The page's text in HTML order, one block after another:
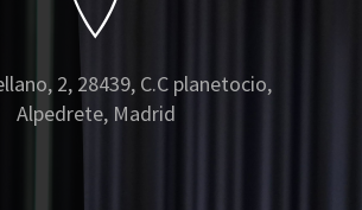
2, 28439, C.C planetocio,
Alpedrete, Madrid